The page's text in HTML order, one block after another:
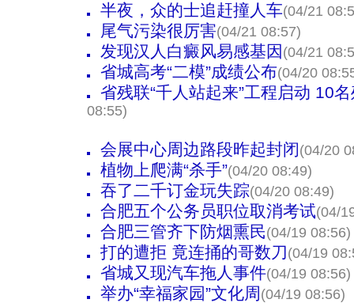
半夜，众的士追赶撞人车(04/21
尾气污染很厉害(04/21 08:57)
发现汉人白癜风易感基因 (04/21
省城高考“二模”成绩公布(04/20
省残联“千人站起来”工程启动 10
08:55)
会展中心周边路段昨起封闭(04/20
植物上爬满“杀手”(04/20 08:49)
吞了二千订金玩失踪(04/20 08:49)
合肥五个公务员职位取消考试(04/
合肥三管齐下防烟熏民(04/19 08:56)
打的遭拒 竟连捅的哥数刀(04/19
省城又现汽车拖人事件(04/19 08:56)
举办“幸福家园”文化周 (04/19 08:56)